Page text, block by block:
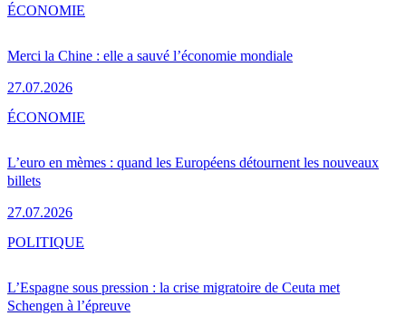
Merci la Chine : elle a sauvé l’économie mondiale
27.07.2026
ÉCONOMIE
L’euro en mèmes : quand les Européens détournent les nouveaux
billets
27.07.2026
ÉCONOMIE
L’Espagne sous pression : la crise migratoire de Ceuta met
Schengen à l’épreuve
POLITIQUE